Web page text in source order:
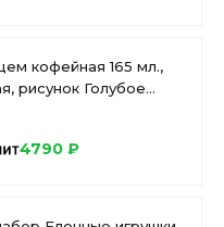
кофейная 165 мл.,
рисунок Голубое
4790 ₽